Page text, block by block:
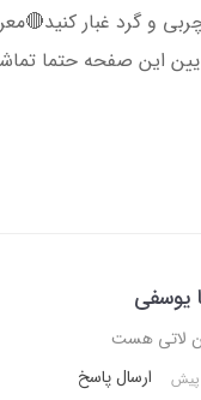
و گرد غبار
این صفحه حتما
یوسفی
لاتی هست
ارسال پاسخ